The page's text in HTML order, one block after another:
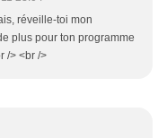
réveille-toi mon
plus pour ton programme
/> <br />